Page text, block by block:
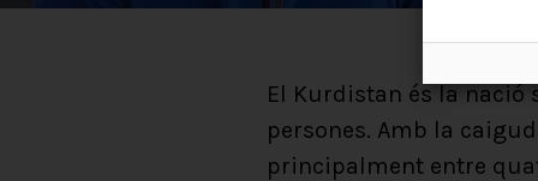
El Kurdistan és la nació
persones. Amb la
principalment entre